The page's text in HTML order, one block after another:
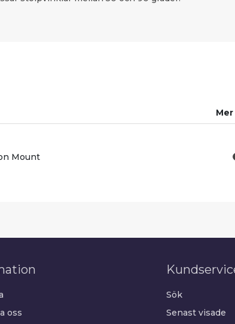
Mount
oss
Sök
Senast visade